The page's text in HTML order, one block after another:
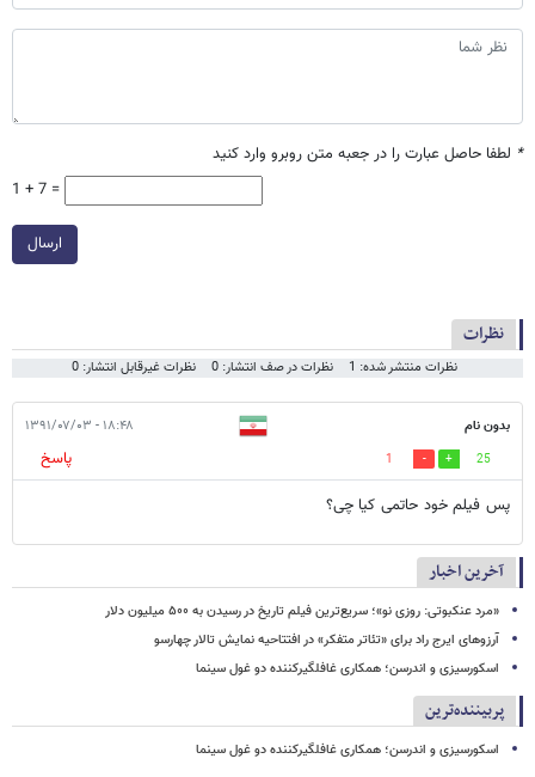
* لطفا حاصل عبارت را در جعبه متن روبرو وارد کنید
1 + 7 =
ارسال
نظرات
نظرات منتشر شده: 1 نظرات در صف انتشار: 0 نظرات غیرقابل انتشار: 0
بدون نام ۱۸:۴۸ - ۱۳۹۱/۰۷/۰۳
25
1
پاسخ
پس فیلم خود حاتمی کیا چی؟
آخرین اخبار
«مرد عنکبوتی: روزی نو»؛ سریع‌ترین فیلم تاریخ در رسیدن به ۵۰۰ میلیون دلار
آرزوهای ایرج راد برای «تئاتر متفکر» در افتتاحیه نمایش تالار چهارسو
اسکورسیزی و اندرسن؛ همکاری غافلگیرکننده دو غول سینما
پربیننده‌ترین
اسکورسیزی و اندرسن؛ همکاری غافلگیرکننده دو غول سینما